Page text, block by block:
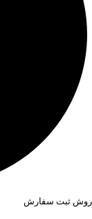
روش ثبت سفارش